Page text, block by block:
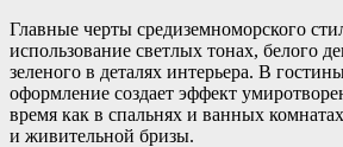
Главные черты средиземноморского
использование светлых тонах, белого
зеленого в деталях интерьера. В
оформление создает эффект
время как в спальнях и ванных
и живительной бризы.